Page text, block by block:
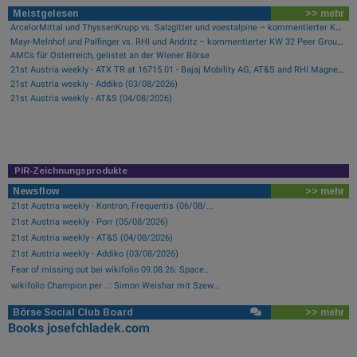
Meistgelesen >> mehr
ArcelorMittal und ThyssenKrupp vs. Salzgitter und voestalpine – kommentierter KW 32 Peer Group Watch Stahl
Mayr-Melnhof und Palfinger vs. RHI und Andritz – kommentierter KW 32 Peer Group Watch Zykliker Österreich
AMCs für Österreich, gelistet an der Wiener Börse
21st Austria weekly - ATX TR at 16715.01 - Bajaj Mobility AG, AT&S and RHI Magnesita best-performing, Österreichische Post with weakest performance (08/08/2026)
21st Austria weekly - Addiko (03/08/2026)
21st Austria weekly - AT&S (04/08/2026)
PIR-Zeichnungsprodukte
Newsflow >> mehr
21st Austria weekly - Kontron, Frequentis (06/08/...
21st Austria weekly - Porr (05/08/2026)
21st Austria weekly - AT&S (04/08/2026)
21st Austria weekly - Addiko (03/08/2026)
Fear of missing out bei wikifolio 09.08.26: Space...
wikifolio Champion per ..: Simon Weishar mit Szew...
Börse Social Club Board >> mehr
Books josefchladek.com